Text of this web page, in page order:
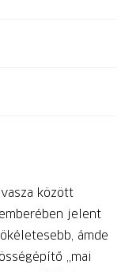
között
jelent
ámde
„mai